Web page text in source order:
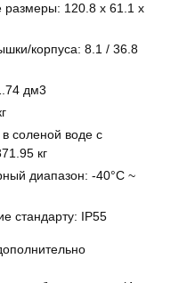
размеры: 120.8 x 61.1 x
корпуса: 8.1 / 36.8
дм3
в соленой воде с
кг
диапазон: -40°C ~
стандарту: IP55